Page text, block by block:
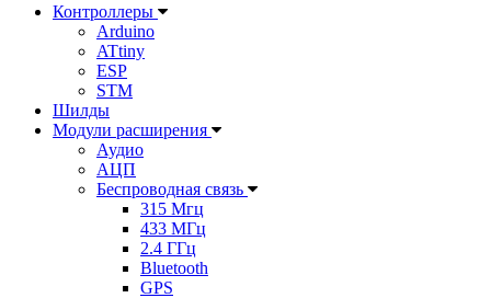
Контроллеры
Arduino
ATtiny
ESP
STM
Шилды
Модули расширения
Аудио
АЦП
Беспроводная связь
315 Мгц
433 МГц
2.4 ГГц
Bluetooth
GPS